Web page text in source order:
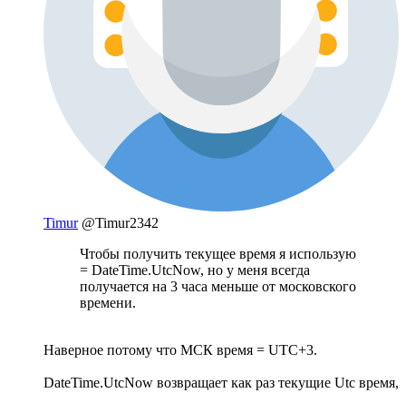
Timur @Timur2342
Чтобы получить текущее время я использую
= DateTime.UtcNow, но у меня всегда
получается на 3 часа меньше от московского
времени.
Наверное потому что МСК время = UTC+3.
DateTime.UtcNow возвращает как раз текущие Utc время,